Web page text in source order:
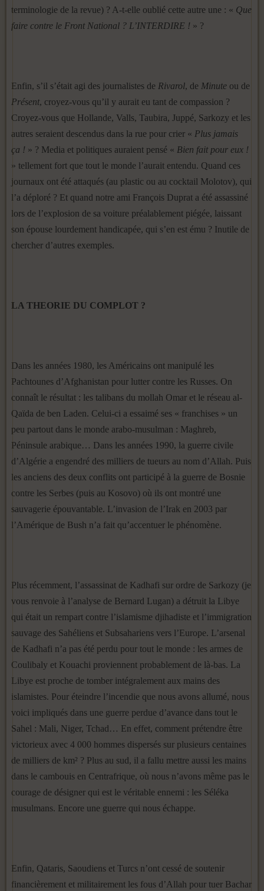
terminologie de la revue) ? A-t-elle oublié cette autre une : « Que
faire contre le Front National ? L’INTERDIRE ! » ?
Enfin, s’il s’était agi des journalistes de Rivarol, de Minute ou de
Présent, croyez-vous qu’il y aurait eu tant de compassion ?
Croyez-vous que Hollande, Valls, Taubira, Juppé, Sarkozy et les
autres seraient descendus dans la rue pour crier « Plus jamais
ça ! » ? Media et politiques auraient pensé « Bien fait pour eux !
» tellement fort que tout le monde l’aurait entendu. Quand ces
journaux ont été attaqués (au plastic ou au cocktail Molotov), qui
l’a déploré ? Et quand notre ami François Duprat a été assassiné
lors de l’explosion de sa voiture préalablement piégée, laissant
son épouse lourdement handicapée, qui s’en est ému ? Inutile de
chercher d’autres exemples.
LA THEORIE DU COMPLOT ?
Dans les années 1980, les Américains ont manipulé les
Pachtounes d’Afghanistan pour lutter contre les Russes. On
connaît le résultat : les talibans du mollah Omar et le réseau al-
Qaïda de ben Laden. Celui-ci a essaimé ses « franchises » un
peu partout dans le monde arabo-musulman : Maghreb,
Péninsule arabique… Dans les années 1990, la guerre civile
d’Algérie a engendré des milliers de tueurs au nom d’Allah. Puis
les anciens des deux conflits ont participé à la guerre de Bosnie
contre les Serbes (puis au Kosovo) où ils ont montré une
sauvagerie épouvantable. L’invasion de l’Irak en 2003 par
l’Amérique de Bush n’a fait qu’accentuer le phénomène.
Plus récemment, l’assassinat de Kadhafi sur ordre de Sarkozy (je
vous renvoie à l’analyse de Bernard Lugan) a détruit la Libye
qui était un rempart contre l’islamisme djihadiste et l’immigration
sauvage des Sahéliens et Subsahariens vers l’Europe. L’arsenal
de Kadhafi n’a pas été perdu pour tout le monde : les armes de
Coulibaly et Kouachi proviennent probablement de là-bas. La
Libye est proche de tomber intégralement aux mains des
islamistes. Pour éteindre l’incendie que nous avons allumé, nous
voici impliqués dans une guerre perdue d’avance dans tout le
Sahel : Mali, Niger, Tchad… En effet, comment prétendre être
victorieux avec 4 000 hommes dispersés sur plusieurs centaines
de milliers de km² ? Plus au sud, il a fallu mettre aussi les mains
dans le cambouis en Centrafrique, où nous n’avons même pas le
courage de désigner qui est le véritable ennemi : les Séléka
musulmans. Encore une guerre qui nous échappe.
Enfin, Qataris, Saoudiens et Turcs n’ont cessé de soutenir
financièrement et militairement les fous d’Allah pour tuer Bachar